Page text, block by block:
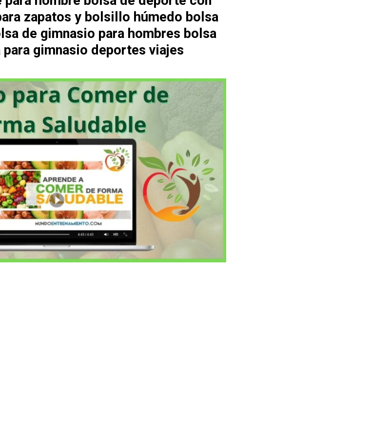
zapatos y bolsillo húmedo bolsa
de gimnasio para hombres bolsa
para gimnasio deportes viajes